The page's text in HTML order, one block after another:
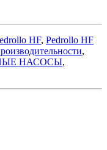
HF, Pedrollo HF
,
НАСОСЫ,